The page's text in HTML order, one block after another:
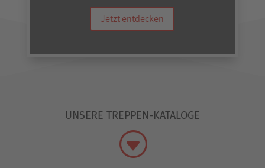
Jetzt entdecken
UNSERE TREPPEN-KATALOGE
G